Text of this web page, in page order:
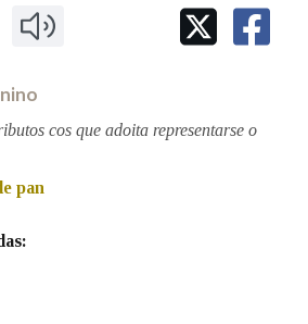
IDENTIDADE CORPORATIVA
MARCIAL DEL ADALID
FIGURAS HOMENAXEADAS
PRIMAVERA DAS LETRAS
cos que adoita representarse o
pan